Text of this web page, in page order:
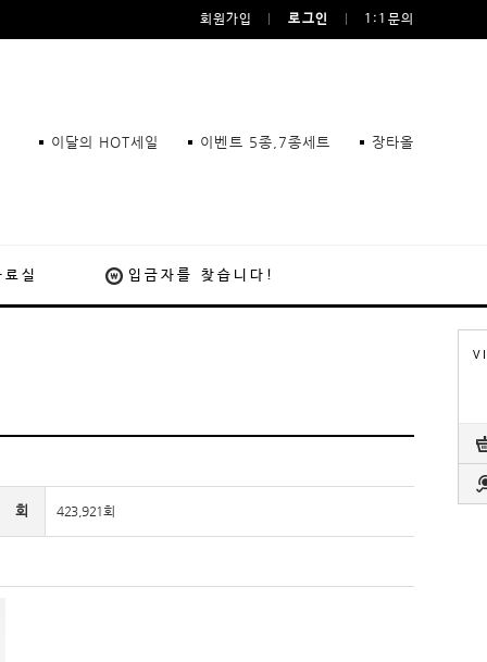
회원가입 로그인 1:1문의
이달의 HOT세일 이벤트 5종,7종세트 장타올
료실 입금자를 찾습니다!
회 423,921회